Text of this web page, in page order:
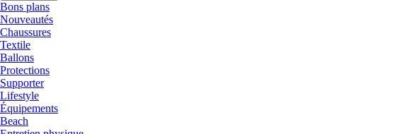
Bons plans
Nouveautés
Chaussures
Textile
Ballons
Protections
Supporter
Lifestyle
Équipements
Beach